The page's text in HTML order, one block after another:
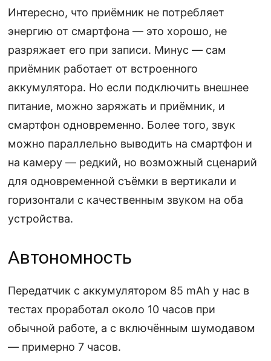
Интересно, что приёмник не потребляет
энергию от смартфона — это хорошо, не
разряжает его при записи. Минус — сам
приёмник работает от встроенного
аккумулятора. Но если подключить внешнее
питание, можно заряжать и приёмник, и
смартфон одновременно. Более того, звук
можно параллельно выводить на смартфон и
на камеру — редкий, но возможный сценарий
для одновременной съёмки в вертикали и
горизонтали с качественным звуком на оба
устройства.
Автономность
Передатчик с аккумулятором 85 mAh у нас в
тестах проработал около 10 часов при
обычной работе, а с включённым шумодавом
— примерно 7 часов.